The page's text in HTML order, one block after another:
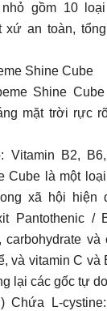
gồm 10
xứ an toàn,
Shine Cube
Shine
mặt trời rực
Vitamin B2,
Cube là một
xã hội hiện
Pantothenic /
carbohydrate và
và vitamin C và
lại các gốc tự
Chứa L-